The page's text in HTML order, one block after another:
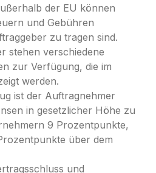
der EU können
und Gebühren
zu tragen sind.
stehen verschiedene
zur Verfügung, die im
werden.
ist der Auftragnehmer
in gesetzlicher Höhe zu
9 Prozentpunkte,
über dem
und